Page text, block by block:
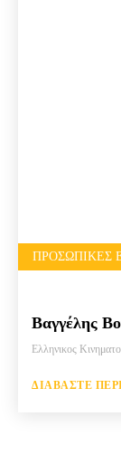
ΠΡΟΣΩΠΙΚΈΣ
Βαγγέλης
Ελληνικος
ΔΙΑΒΆΣΤΕ